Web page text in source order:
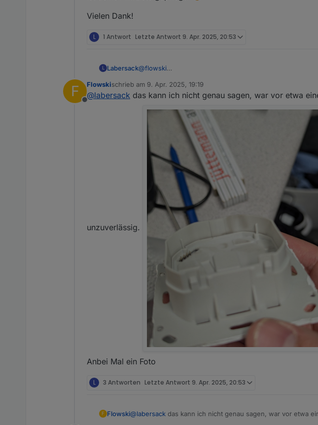
Vielen Dank!
L 1 Antwort Letzte Antwort 9. Apr. 2025, 20:53
L Labersack@flowski
Fehlerbild?
F
Offline
Flowskischrieb am 9. Apr. 2025, 19:19
zuletzt editiert von
@labersack das kann ich nicht genau sagen, war vor etwa
unzuverlässig.
Anbei Mal ein Foto
L 3 Antworten Letzte Antwort 9. Apr. 2025, 20:53
F Flowski@labersack das kann ich nicht genau sagen, war vor etwa